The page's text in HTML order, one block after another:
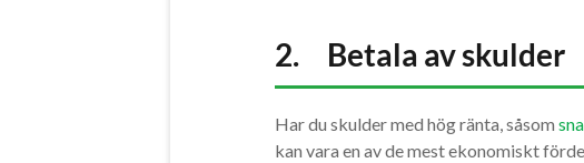
2. Betala av skulder
Har du skulder med hög ränta, såsom
kan vara en av de mest ekonomiskt